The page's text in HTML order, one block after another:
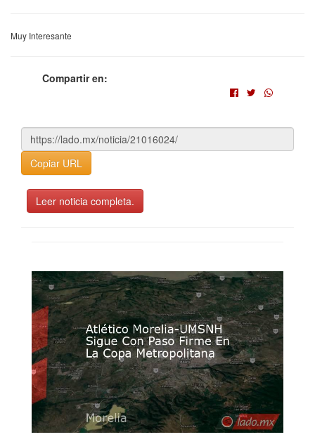
Muy Interesante
Compartir en:
Copiar URL
Leer noticia completa.